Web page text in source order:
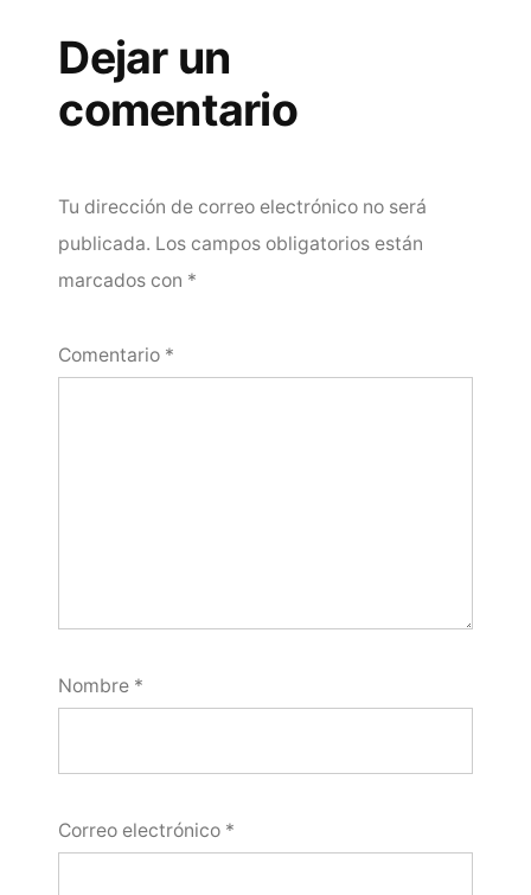
Dejar un
comentario
Tu dirección de correo electrónico no será
publicada. Los campos obligatorios están
marcados con *
Comentario *
Nombre *
Correo electrónico *